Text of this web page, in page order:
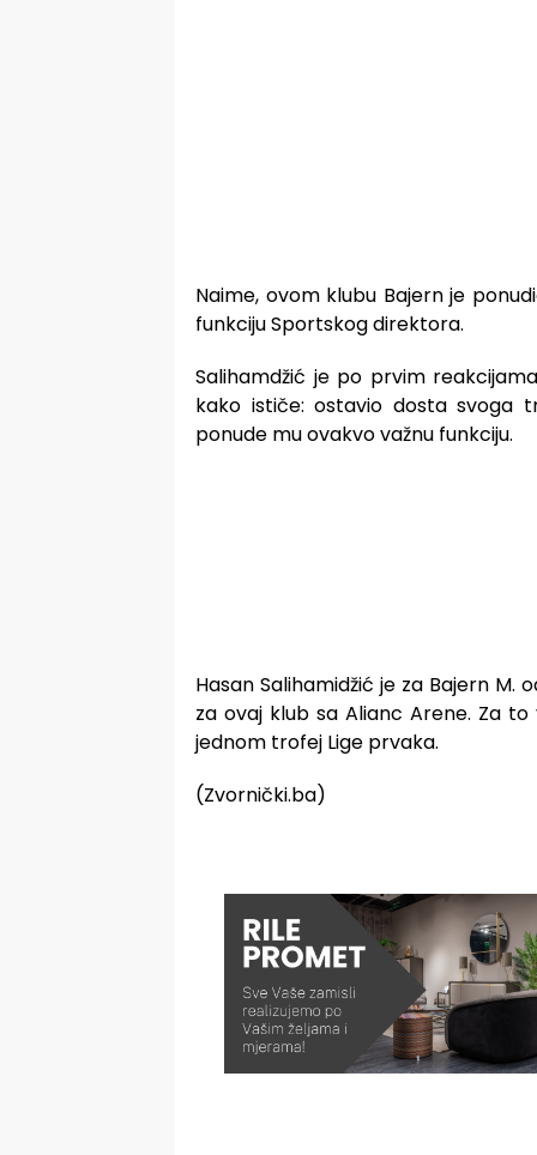
Naime, ovom klubu Bajern je
funkciju Sportskog direktora.
Salihamdžić je po prvim
kako ističe: ostavio dosta svoga
ponude mu ovakvo važnu funkciju.
Hasan Salihamidžić je za Bajern
za ovaj klub sa Alianc Arene. Za
jednom trofej Lige prvaka.
(Zvornički.ba)